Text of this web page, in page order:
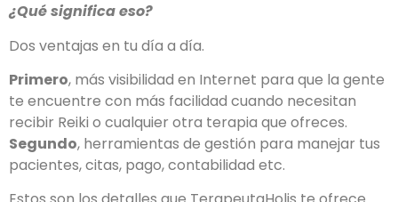
¿Qué significa eso?
Dos ventajas en tu día a día.
Primero, más visibilidad en Internet para que la gente
te encuentre con más facilidad cuando necesitan
recibir Reiki o cualquier otra terapia que ofreces.
Segundo, herramientas de gestión para manejar tus
pacientes, citas, pago, contabilidad etc.